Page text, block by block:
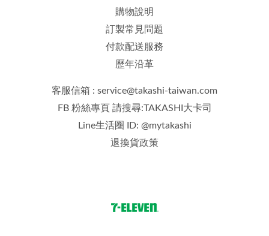
購物說明
訂製常見問題
付款配送服務
歷年沿革
客服信箱 : service@takashi-taiwan.com
FB 粉絲專頁 請搜尋:TAKASHI大卡司
Line生活圈 ID: @mytakashi
退換貨政策